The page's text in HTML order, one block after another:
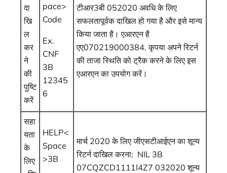
दा
खि
ल
कर
ने
की
पुष्टि
करें
pace>
Code
Ex.
CNF
3B
12345
6
टीआर3बी 052020 अवधि के लिए
सफलतापूर्वक दाखिल हो गया है और इसे मान्‍य
किया जाता है। एआरएन है
एए070219000384. कृपया अपने रिटर्न
की ताजा स्थिति को ट्रैक करने के लिए इस
एआरएन का उपयोग करें।
सहा
यता
के
लिए
HELP<
Space
>3B
मार्च 2020 के लिए जीएसटीआईएन का शून्‍य
रिटर्न दाखिल करना: NIL 3B
07CQZCD1111I4Z7 032020 शून्‍य